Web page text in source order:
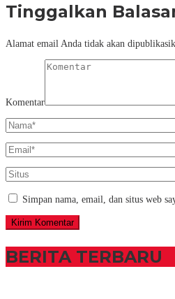
Tinggalkan
Alamat email Anda tidak akan
Komentar
Simpan nama, email, dan situs web
BERITA TERBARU